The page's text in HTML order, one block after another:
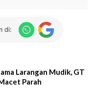
di:
Larangan Mudik, GT
Parah